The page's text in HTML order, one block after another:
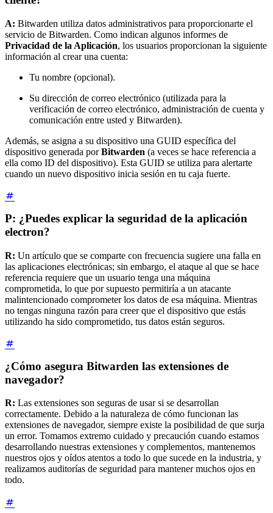
A: Bitwarden utiliza datos administrativos para proporcionarte el
servicio de Bitwarden. Como indican algunos informes de
Privacidad de la Aplicación, los usuarios proporcionan la siguiente
información al crear una cuenta:
Tu nombre (opcional).
Su dirección de correo electrónico (utilizada para la
verificación de correo electrónico, administración de cuenta y
comunicación entre usted y Bitwarden).
Además, se asigna a su dispositivo una GUID específica del
dispositivo generada porBitwarden (a veces se hace referencia a
ella como ID del dispositivo). Esta GUID se utiliza para alertarte
cuando un nuevo dispositivo inicia sesión en tu caja fuerte.
P: ¿Puedes explicar la seguridad de la aplicación
electron?
R: Un artículo que se comparte con frecuencia sugiere una falla en
las aplicaciones electrónicas; sin embargo, el ataque al que se hace
referencia requiere que un usuario tenga una máquina
comprometida, lo que por supuesto permitiría a un atacante
malintencionado comprometer los datos de esa máquina. Mientras
no tengas ninguna razón para creer que el dispositivo que estás
utilizando ha sido comprometido, tus datos están seguros.
¿Cómo asegura Bitwarden las extensiones de
navegador?
R: Las extensiones son seguras de usar si se desarrollan
correctamente. Debido a la naturaleza de cómo funcionan las
extensiones de navegador, siempre existe la posibilidad de que surja
un error. Tomamos extremo cuidado y precaución cuando estamos
desarrollando nuestras extensiones y complementos, mantenemos
nuestros ojos y oídos atentos a todo lo que sucede en la industria, y
realizamos auditorías de seguridad para mantener muchos ojos en
todo.